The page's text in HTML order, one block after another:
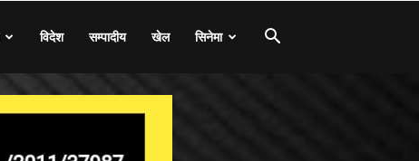
विदेश सम्पादीय खेल सिनेमा